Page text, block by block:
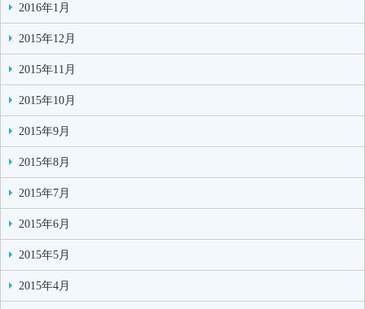
2016年1月
2015年12月
2015年11月
2015年10月
2015年9月
2015年8月
2015年7月
2015年6月
2015年5月
2015年4月